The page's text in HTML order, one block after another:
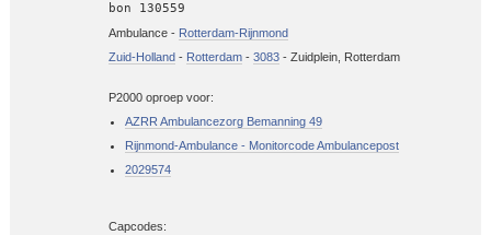
bon 130559
Ambulance - Rotterdam-Rijnmond
Zuid-Holland- Rotterdam- 3083- Zuidplein, Rotterdam
P2000 oproep voor:
AZRR Ambulancezorg Bemanning 49
Rijnmond-Ambulance - Monitorcode Ambulancepost
2029574
Capcodes: